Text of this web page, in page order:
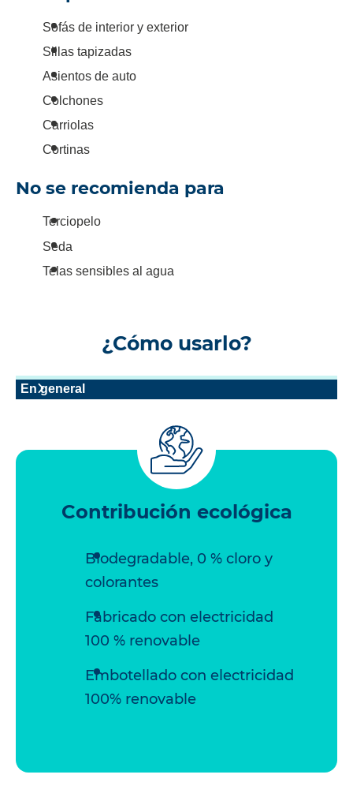
Sofás de interior y exterior
Sillas tapizadas
Asientos de auto
Colchones
Carriolas
Cortinas
No se recomienda para
Terciopelo
Seda
Telas sensibles al agua
¿Cómo usarlo?
En general
Contribución ecológica
Biodegradable, 0 % cloro y
colorantes
Fabricado con electricidad
100 % renovable
Embotellado con electricidad
100% renovable